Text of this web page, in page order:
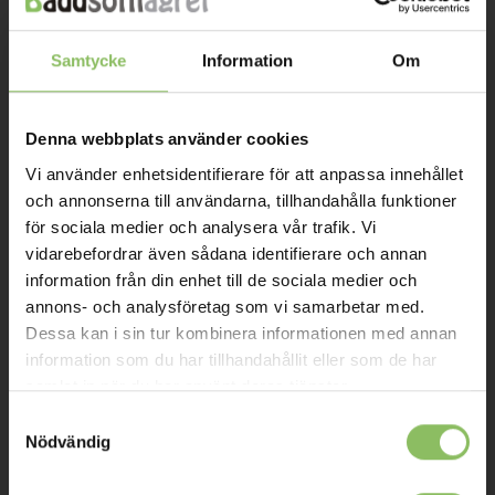
Samtycke Information Om
Denna webbplats använder cookies
Vi använder enhetsidentifierare för att anpassa innehållet
och annonserna till användarna, tillhandahålla funktioner
för sociala medier och analysera vår trafik. Vi
vidarebefordrar även sådana identifierare och annan
information från din enhet till de sociala medier och
annons- och analysföretag som vi samarbetar med.
Dessa kan i sin tur kombinera informationen med annan
information som du har tillhandahållit eller som de har
samlat in när du har använt deras tjänster.
Nödvändig
Om oss
Kontakt
Mitt konto
Köpvillkor
Leverans
Prisgaranti
Reklamation
Affiliates
Ulvsundavägen 174,